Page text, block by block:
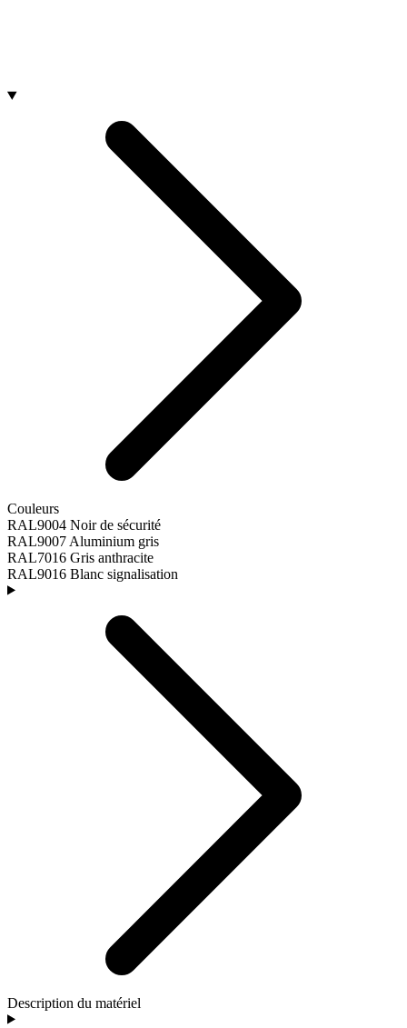
Couleurs
RAL9004 Noir de sécurité
RAL9007 Aluminium gris
RAL7016 Gris anthracite
RAL9016 Blanc signalisation
Description du matériel